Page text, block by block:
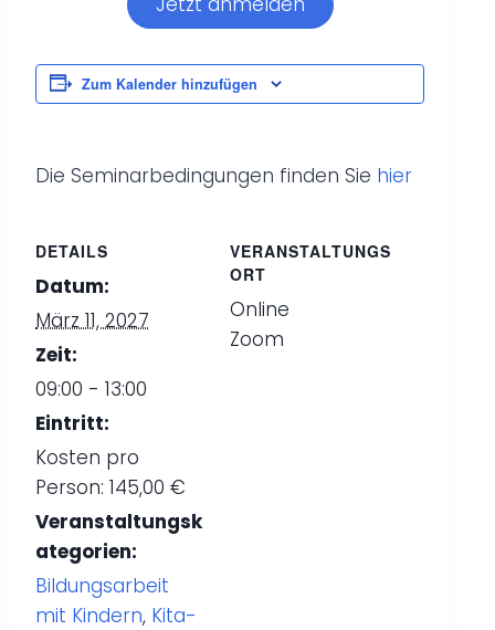
Zum Kalender hinzufügen
Die Seminarbedingungen finden Sie hier
DETAILS
Datum:
März 11, 2027
Zeit:
09:00 - 13:00
Eintritt:
Kosten pro
Person: 145,00 €
Veranstaltungsk
ategorien:
Bildungsarbeit
mit Kindern, Kita-
VERANSTALTUNGS
ORT
Online
Zoom